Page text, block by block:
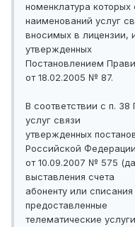
номенклатура
наименований услуг
вносимых в лицензии,
утвержденных
Постановлением
от 18.02.2005 № 87.
В соответствии с п.
услуг связи
утвержденных
Российской Федерации
от 10.09.2007 № 575
выставления счета
абоненту или
предоставленные
телематические